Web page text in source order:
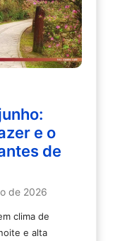
e o
de
de 2026
clima de
e alta